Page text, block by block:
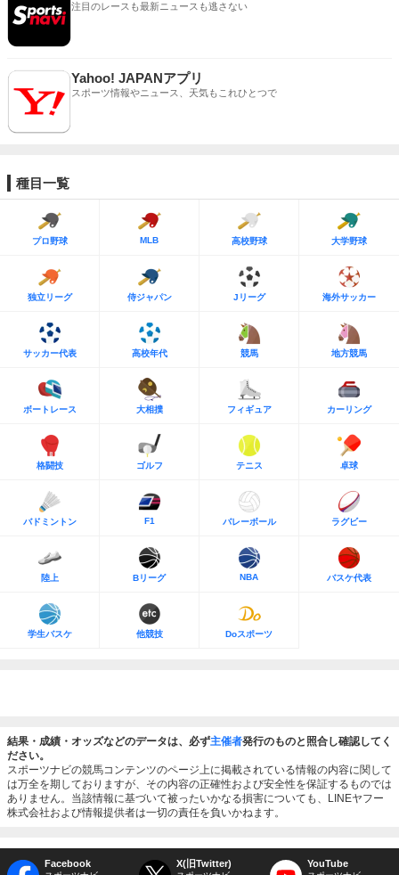
注目のレースも最新ニュースも逃さない
Yahoo! JAPANアプリ
スポーツ情報やニュース、天気もこれひとつで
種目一覧
プロ野球 MLB 高校野球 大学野球
独立リーグ 侍ジャパン Jリーグ 海外サッカー
サッカー代表 高校年代 競馬 地方競馬
ボートレース 大相撲 フィギュア カーリング
格闘技 ゴルフ テニス 卓球
バドミントン F1 バレーボール ラグビー
陸上 Bリーグ NBA バスケ代表
学生バスケ 他競技 Doスポーツ
結果・成績・オッズなどのデータは、必ず主催者発行のものと照合し確認してく
ださい。
スポーツナビの競馬コンテンツのページ上に掲載されている情報の内容に関して
は万全を期しておりますが、その内容の正確性および安全性を保証するものでは
ありません。当該情報に基づいて被ったいかなる損害についても、LINEヤフー
株式会社および情報提供者は一切の責任を負いかねます。
Facebook X(旧Twitter) YouTube